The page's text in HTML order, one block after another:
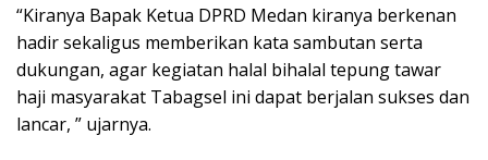
“Kiranya Bapak Ketua DPRD Medan kiranya berkenan
hadir sekaligus memberikan kata sambutan serta
dukungan, agar kegiatan halal bihalal tepung tawar
haji masyarakat Tabagsel ini dapat berjalan sukses dan
lancar, ” ujarnya.